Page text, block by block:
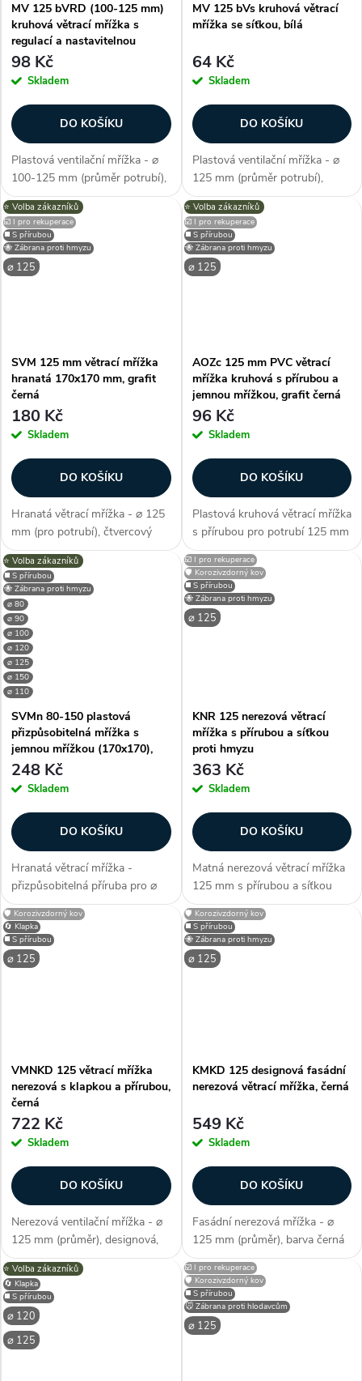
MV 125 bVRD (100-125 mm)
kruhová větrací mřížka s
regulací a nastavitelnou
přírubou, bílá
98 Kč
Skladem
DO KOŠÍKU
Plastová ventilační mřížka - ⌀
100-125 mm (průměr potrubí),
materiál ABS plast, barva bílá,
plně regulovatelný průtok,
ideální i pro nestandardizované
průměry, nastavitelný...
MV 125 bVs kruhová větrací
mřížka se síťkou, bílá
64 Kč
Skladem
DO KOŠÍKU
Plastová ventilační mřížka - ⌀
125 mm (průměr potrubí),
materiál ABS plast, síťka proti
hmyzu, barva bílá, s perforací
pro uchycení vruty, pro
nástěnnou i stropní montáž,
snadná...
⌀ 125
⭐️ Volba zákazníků
☑️ I pro rekuperace
◼️ S přírubou
🐝 Zábrana proti hmyzu
SVM 125 mm větrací mřížka
hranatá 170x170 mm, grafit
černá
180 Kč
Skladem
DO KOŠÍKU
Hranatá větrací mřížka - ⌀ 125
mm (pro potrubí), čtvercový
tvar konstrukce, barva
černá;grafit, s mírně
nakloněnými lamelami, vnější
rozměr 170x170 mm,
použitelné na (fasády...
⌀ 125
⭐️ Volba zákazníků
☑️ I pro rekuperace
◼️ S přírubou
🐝 Zábrana proti hmyzu
AOZc 125 mm PVC větrací
mřížka kruhová s přírubou a
jemnou mřížkou, grafit černá
96 Kč
Skladem
DO KOŠÍKU
Plastová kruhová větrací mřížka
s přírubou pro potrubí 125 mm
a jemnou mřížkou, grafitově
černá, je funkční řešení pro
vnitřní i vnější ventilační
systémy. S jemnou mřížkou...
⌀ 80
⌀ 90
⌀ 100
⌀ 120
⌀ 125
⌀ 150
⭐️ Volba zákazníků
◼️ S přírubou
🐝 Zábrana proti hmyzu
⌀ 110
SVMn 80-150 plastová
přizpůsobitelná mřížka s
jemnou mřížkou (170x170),
bílá
248 Kč
Skladem
DO KOŠÍKU
Hranatá větrací mřížka -
přizpůsobitelná příruba pro ⌀
80-150 mm (pro potrubí),
čtvercový tvar konstrukce,
barva bílá, s mírně nakloněnými
lamelami, zábrana proti hmyzu /
⌀ 125
☑️ I pro rekuperace
◼️ S přírubou
🛡️ Korozivzdorný kov
🐝 Zábrana proti hmyzu
KNR 125 nerezová větrací
mřížka s přírubou a síťkou
proti hmyzu
363 Kč
Skladem
DO KOŠÍKU
Matná nerezová větrací mřížka
125 mm s přírubou a síťkou
proti hmyzu je vhodná pro
větrání. Má pevné horizontální
žaluzie/lamely s daným
sklonem. Zákazníci často
⌀ 125
🔄 Klapka
◼️ S přírubou
🛡️ Korozivzdorný kov
VMNKD 125 větrací mřížka
nerezová s klapkou a přírubou,
černá
722 Kč
Skladem
DO KOŠÍKU
Nerezová ventilační mřížka - ⌀
125 mm (průměr), designová,
materiál nerez (kov), barva
černá/antracit, příruba,
protidešťový panel (ochrana
vzduchovodu před vniknutím
vody),...
⌀ 125
◼️ S přírubou
🛡️ Korozivzdorný kov
🐝 Zábrana proti hmyzu
KMKD 125 designová fasádní
nerezová větrací mřížka, černá
549 Kč
Skladem
DO KOŠÍKU
Fasádní nerezová mřížka - ⌀
125 mm (průměr), barva černá
(jako RAL 7021), materiál kov,
nerez (korozivzdorný), kvalitní
provedení konstrukce, snadná
instalace, moderní design,...
⌀ 120
⌀ 125
⭐️ Volba zákazníků
🔄 Klapka
◼️ S přírubou
⌀ 125
☑️ I pro rekuperace
◼️ S přírubou
🛡️ Korozivzdorný kov
🐭 Zábrana proti hlodavcům